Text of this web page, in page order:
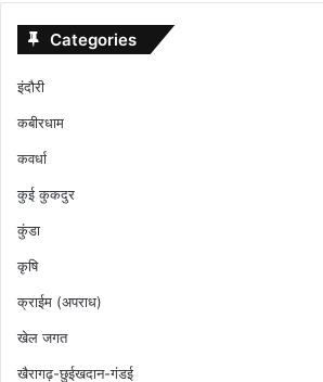
Categories
इंदौरी
कबीरधाम
कवर्धा
कुई कुकदुर
कुंडा
कृषि
क्राईम (अपराध)
खेल जगत
खैरागढ़-छुईखदान-गंडई